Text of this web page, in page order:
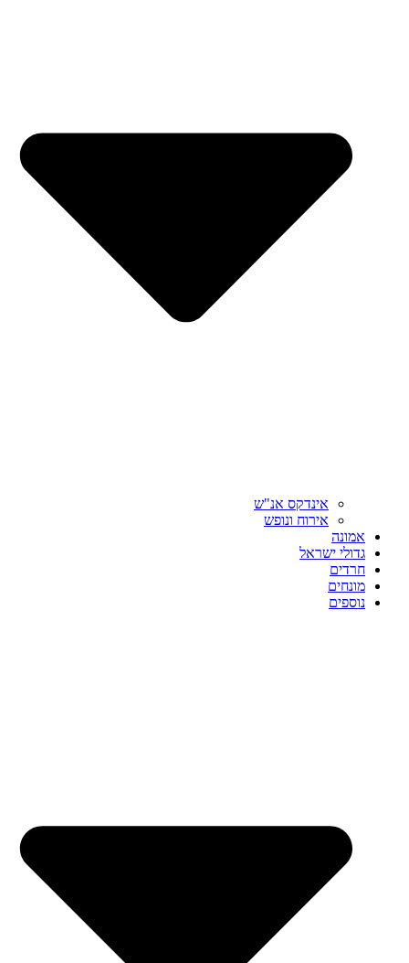
אינדקס אנ"ש
אירוח ונופש
אמונה
גדולי ישראל
חרדים
מונחים
נוספים